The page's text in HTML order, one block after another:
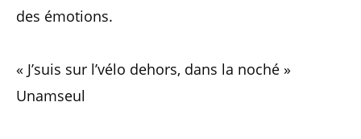
des émotions.
« J’suis sur l’vélo dehors, dans la noché »
Unamseul